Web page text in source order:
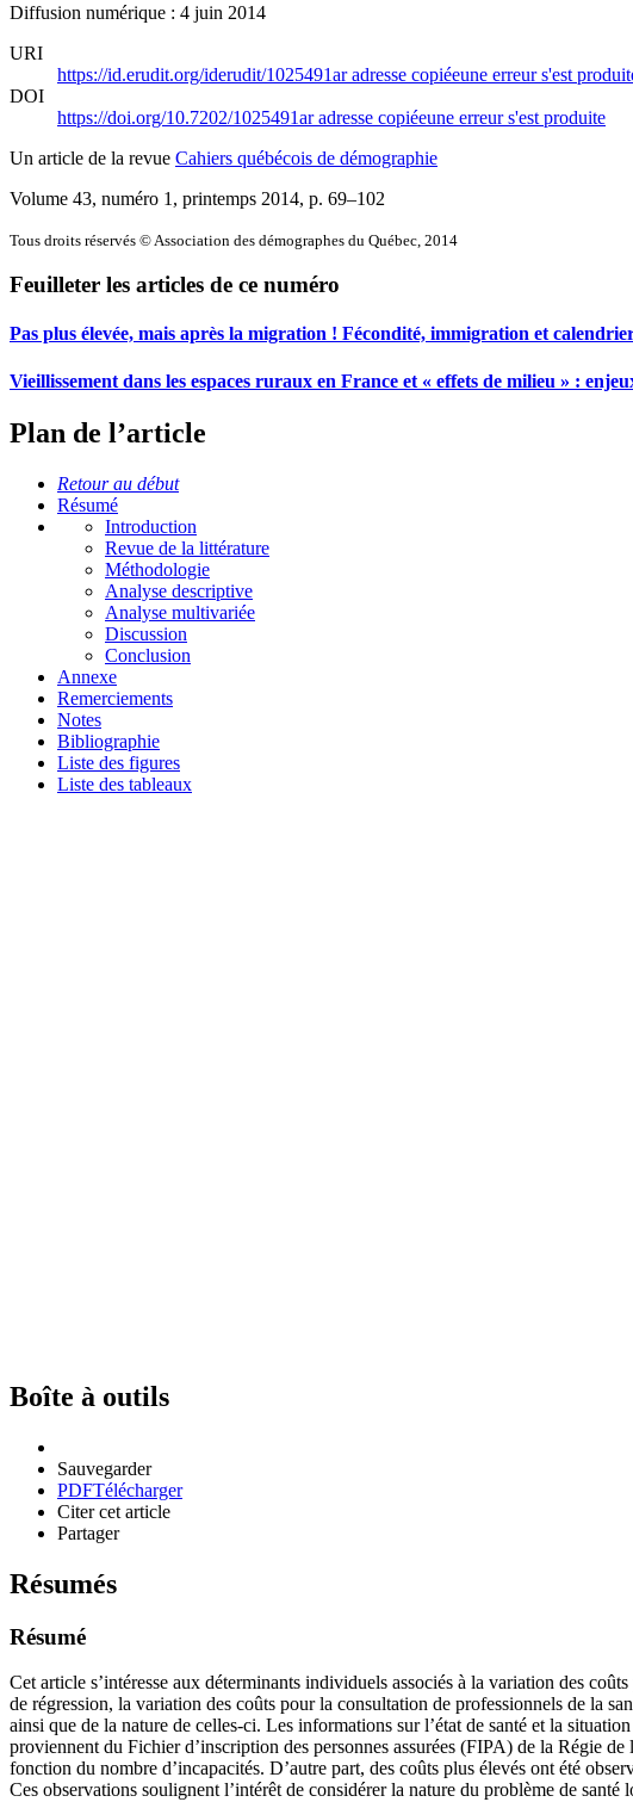
Diffusion numérique : 4 juin 2014
URI
https://id.erudit.org/iderudit/1025491aradresse copiéeune erreur s'est
DOI
https://doi.org/10.7202/1025491aradresse copiéeune erreur s'est produite
Un article de la revue Cahiers québécois de démographie
Volume 43, numéro 1, printemps 2014, p. 69–102
Tous droits réservés © Association des démographes du Québec, 2014
Feuilleter les articles de ce numéro
Pas plus élevée, mais après la migration ! Fécondité, immigration et
Vieillissement dans les espaces ruraux en France et « effets de milieu » :
Plan de l’article
Retour au début
Résumé
Introduction
Revue de la littérature
Méthodologie
Analyse descriptive
Analyse multivariée
Discussion
Conclusion
Annexe
Remerciements
Notes
Bibliographie
Liste des figures
Liste des tableaux
Boîte à outils
Sauvegarder
PDFTélécharger
Citer cet article
Partager
Résumés
Résumé
Cet article s’intéresse aux déterminants individuels associés à la variation des
de régression, la variation des coûts pour la consultation de professionnels de la
ainsi que de la nature de celles-ci. Les informations sur l’état de santé et la
proviennent du Fichier d’inscription des personnes assurées (FIPA) de la Régie
fonction du nombre d’incapacités. D’autre part, des coûts plus élevés ont été
Ces observations soulignent l’intérêt de considérer la nature du problème de